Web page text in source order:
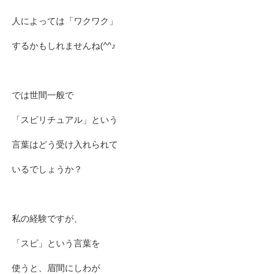
人によっては「ワクワク」
するかもしれませんね(^^♪
では世間一般で
「スピリチュアル」という
言葉はどう受け入れられて
いるでしょうか？
私の経験ですが、
「スピ」という言葉を
使うと、眉間にしわが